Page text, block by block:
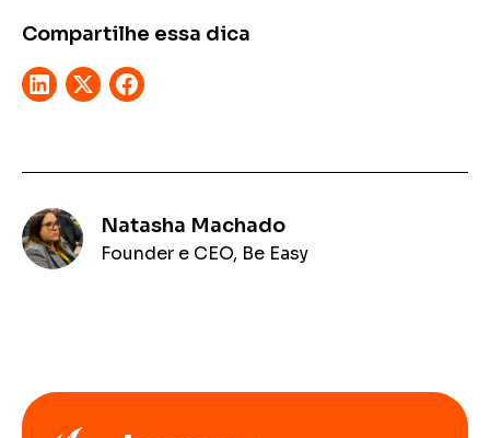
Compartilhe essa dica
Natasha Machado
Founder e CEO, Be Easy